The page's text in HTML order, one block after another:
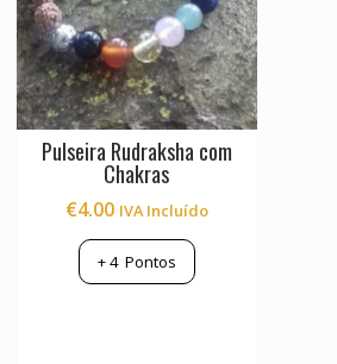
Pulseira Rudraksha com
Chakras
€4.00 IVA Incluído
+4Pontos